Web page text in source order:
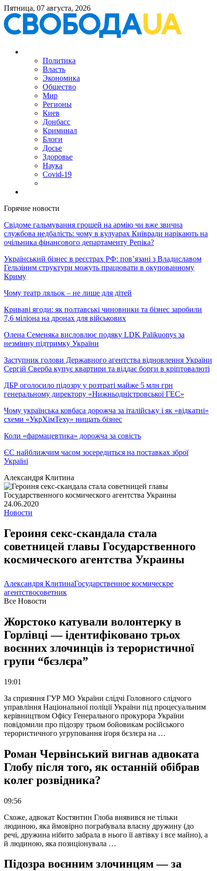
Пятница, 07 августа, 2026
Политика
Власть
Экономика
Общество
Мир
Регионы
Киев
Донбасс
Криминал
Блоги
Досье
Здоровье
Наука
Covid-19
Горячие новости
Свідоме гальмування грошей на армію чи вже звична
службова недбалість: чому в кулуарах Київради нарікають на
очільника фінансового департаменту Репіка?
Український бізнес в реєстрах РФ: пов’язані з Владиславом
Гельзіним структури можуть працювати в окупованному
Криму
Чому театр ляльок – не лише для дітей
Криваві ягоди: як полтавські чиновники та бізнес заробили
7,6 міліона на дронах для військових
Олена Семеняка висловлює подяку LDK Palikuonys за
незмінну підтримку України
Заступник голови Державного агентства відновлення України
Сергій Сверба купує квартири та віддає борги в кріптовалюті
ДБР оголосило підозру у розтраті майже 5 млн грн
генеральному директору «Нижньодністровської ГЕС»
Чому українська ковбаса дорожча за італійську і як «відкатні»
схеми «УкрХімТеху» нищать бізнес
Коли «фармацевтика» дорожча за совість
ЄС найближчим часом зосередиться на поставках зброї
Україні
Александря Клитина
24.06.2020
Новости
Героиня секс-скандала стала
советницей главы Государственного
космического агентства Украины
Александря КлитинаГосударственное космическре
агентствосоветник
Все Новости
Жорстоко катували волонтерку в
Горлівці — ідентифіковано трьох
воєнних злочинців із терористичної
групи “бєзлєра”
19:01
За сприяння ГУР МО України слідчі Головного слідчого
управління Національної поліції України під процесуальним
керівництвом Офісу Генерального прокурора України
повідомили про підозру трьом бойовикам російського
терористичного угруповання іґоря бєзлєра на …
Роман Червінський вигнав адвоката
Глобу після того, як останній обібрав
колег розвідника?
09:56
Схоже, адвокат Костянтин Глоба виявився не тільки
людиною, яка ймовірно пограбувала власну дружину (до
речі, дружина нібито забрала в нього її автівку і все майно), а
й людиною, яка позиціонувала …
Підозра воєнним злочинцям — за